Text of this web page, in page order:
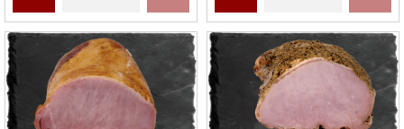
t
0
v
o
n
t
0
v
o
n